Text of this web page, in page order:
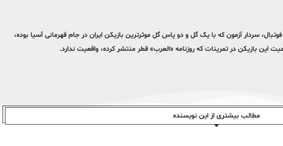
سردار آزمون که با یک گل و دو پاس گل موثرترین بازیکن ایران در جام قهرمانی آسیا بوده،
این بازیکن در تمرینات که روزنامه «العرب» قطر منتشر کرده، واقعیت ندارد.
مطالب بیشتری از این نویسندە